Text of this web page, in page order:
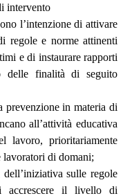
intervento
l’intenzione di attivare
regole e norme attinenti
e di instaurare rapporti
delle finalità di seguito
prevenzione in materia di
all’attività educativa
lavoro, prioritariamente
di domani;
sulle regole
accrescere il livello di